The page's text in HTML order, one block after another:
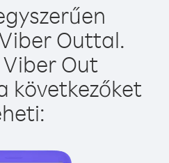
Outtal.
Out
következőket